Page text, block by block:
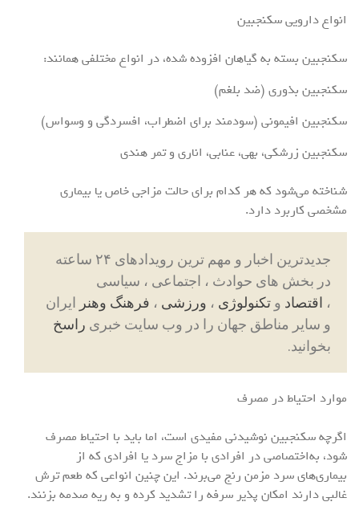
انواع دارویی سکنجبین
سکنجبین بسته به گیاهان افزوده شده، در انواع مختلفی همانند:
سکنجبین بذوری (ضد بلغم)
سکنجبین افیمونی (سودمند برای اضطراب، افسردگی و وسواس)
سکنجبین زرشکی، بهی، عنابی، اناری و تمر هندی
شناخته می‌شود که هر کدام برای حالت مزاجی خاص یا بیماری
مشخصی کاربرد دارد.
جدیدترین اخبار و مهم ترین رویدادهای ۲۴ ساعته
در بخش های حوادث ، اجتماعی ، سیاسی
، اقتصاد و تکنولوژی ، ورزشی ، فرهنگ وهنر ایران
و سایر مناطق جهان را در وب سایت خبری راسخ
بخوانید.
موارد احتیاط در مصرف
اگرچه سکنجبین نوشیدنی مفیدی است، اما باید با احتیاط مصرف
شود، به‌اختصاصی در افرادی با مزاج سرد یا افرادی که از
بیماری‌های سرد مزمن رنج می‌برند. این چنین انواعی که طعم ترش
غالبی دارند امکان پذیر سرفه را تشدید کرده و به ریه صدمه بزنند.